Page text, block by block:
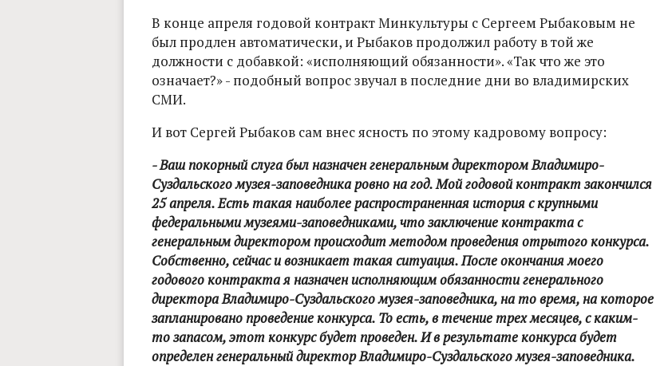
В конце апреля годовой контракт Минкультуры с Сергеем Рыбаковым не
был продлен автоматически, и Рыбаков продолжил работу в той же
должности с добавкой: «исполняющий обязанности». «Так что же это
означает?» - подобный вопрос звучал в последние дни во владимирских
СМИ.
И вот Сергей Рыбаков сам внес ясность по этому кадровому вопросу:
- Ваш покорный слуга был назначен генеральным директором Владимиро-
Суздальского музея-заповедника ровно на год. Мой годовой контракт закончился
25 апреля. Есть такая наиболее распространенная история с крупными
федеральными музеями-заповедниками, что заключение контракта с
генеральным директором происходит методом проведения отрытого конкурса.
Собственно, сейчас и возникает такая ситуация. После окончания моего
годового контракта я назначен исполняющим обязанности генерального
директора Владимиро-Суздальского музея-заповедника, на то время, на которое
запланировано проведение конкурса. То есть, в течение трех месяцев, с каким-
то запасом, этот конкурс будет проведен. И в результате конкурса будет
определен генеральный директор Владимиро-Суздальского музея-заповедника.